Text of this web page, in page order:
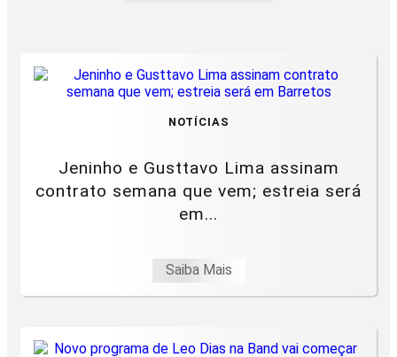
NOTÍCIAS
Jeninho e Gusttavo Lima assinam
contrato semana que vem; estreia será
em...
Saiba Mais